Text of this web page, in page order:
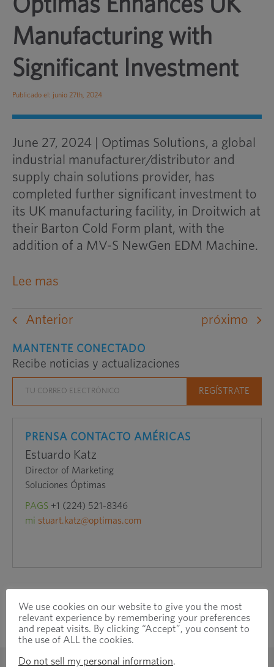
Optimas Enhances UK
Manufacturing with
Significant Investment
Publicado el: junio 27th, 2024
June 27, 2024 | Optimas Solutions, a global
industrial manufacturer/distributor and
supply chain solutions provider, has
completed further significant investment to
its UK manufacturing facility, in Droitwich at
their Barton Cold Form plant, with the
addition of a MV-S NewGen EDM Machine.
Lee masabre
sitio
externo
en
Anterior próximo
MANTENTE CONECTADO
Recibe noticias y actualizaciones
PRENSA CONTACTO AMÉRICAS
Estuardo Katz
Director of Marketing
Soluciones Óptimas
PAGS +1 (224) 521-8346
mi stuart.katz@optimas.com
We use cookies on our website to give you the most
relevant experience by remembering your preferences
and repeat visits. By clicking “Accept”, you consent to
the use of ALL the cookies.
Do not sell my personal information.